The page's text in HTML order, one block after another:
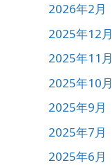
2026年2月
2025年12月
2025年11月
2025年10月
2025年9月
2025年7月
2025年6月